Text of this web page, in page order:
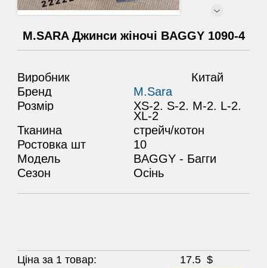
M.SARA Джинси жіночі BAGGY 1090-4
Виробник
Китай
Бренд
M.Sara
Розмір
XS-2. S-2. M-2. L-2.
XL-2
Тканина
стрейч/котон
Ростовка шт
10
Модель
BAGGY - Багги
Сезон
Осінь
Ціна за 1 товар: 17.5$